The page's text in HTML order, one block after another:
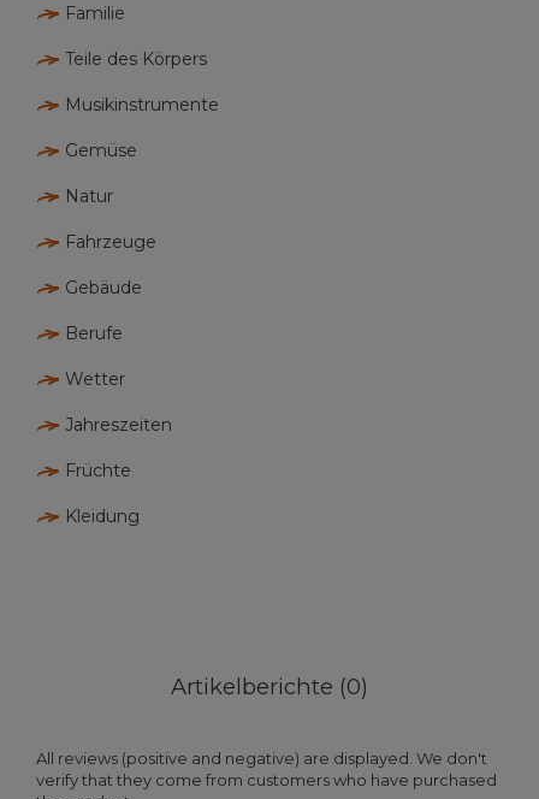
Familie
Teile des Körpers
Musikinstrumente
Gemüse
Natur
Fahrzeuge
Gebäude
Berufe
Wetter
Jahreszeiten
Früchte
Kleidung
Artikelberichte (0)
All reviews (positive and negative) are displayed. We don't
verify that they come from customers who have purchased